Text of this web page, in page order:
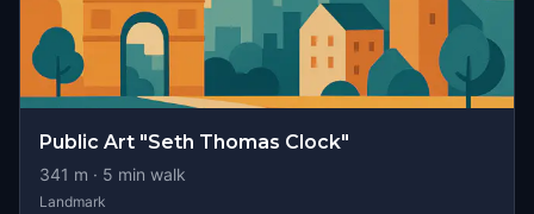
Public Art "Seth Thomas Clock"
341 m · 5 min walk
Landmark